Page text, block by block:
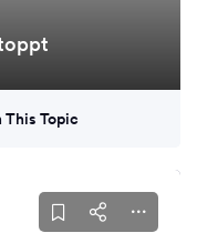
This Topic